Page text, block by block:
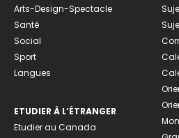
Arts-Design-Spectacle
Santé
Social
Sport
Langues
ETUDIER À L’ÉTRANGER
Etudier au Canada